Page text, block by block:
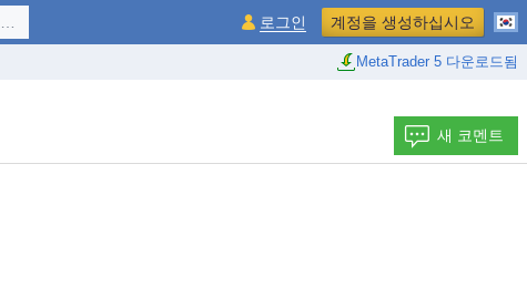
MetaTrader 5 다운로드됨
로그인 계정을 생성하십시오
새 코멘트